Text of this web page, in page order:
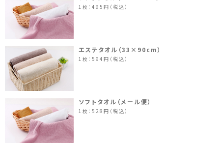
1枚：495円（税込）
エステタオル（33×90cm）
1枚：594円（税込）
ソフトタオル（メール便）
1枚：528円（税込）